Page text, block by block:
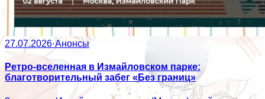
27.07.2026·Анонсы
Ретро-вселенная в Измайловском парке:
благотворительный забег «Без границ»